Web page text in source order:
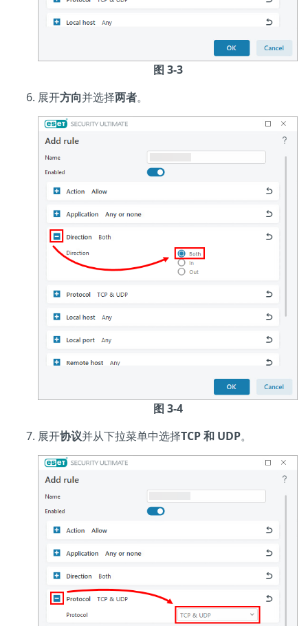
图 3-3
展开方向并选择两者。
图 3-4
展开协议并从下拉菜单中选择TCP 和 UDP。